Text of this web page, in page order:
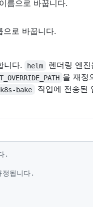
름으로 바꿉니다.
으로 바꿉니다.
니다. helm
렌더링 엔
을 재정
bake
작업에 전송된
.
됩니다.